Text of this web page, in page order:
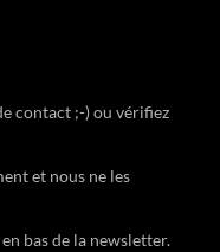
contact ;-) ou vérifiez
et nous ne les
bas de la newsletter.